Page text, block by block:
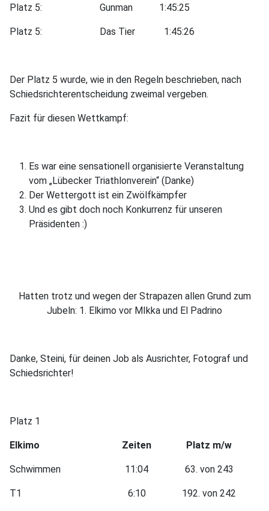
Platz 5: Gunman 1:45:25
Platz 5: Das Tier 1:45:26
Der Platz 5 wurde, wie in den Regeln beschrieben, nach
Schiedsrichterentscheidung zweimal vergeben.
Fazit für diesen Wettkampf:
Es war eine sensationell organisierte Veranstaltung
vom „Lübecker Triathlonverein“ (Danke)
Der Wettergott ist ein Zwölfkämpfer
Und es gibt doch noch Konkurrenz für unseren
Präsidenten :)
Hatten trotz und wegen der Strapazen allen Grund zum
Jubeln: 1. Elkimo vor MIkka und El Padrino
Danke, Steini, für deinen Job als Ausrichter, Fotograf und
Schiedsrichter!
Platz 1
Elkimo Zeiten Platz m/w
Schwimmen 11:04 63. von 243
T1 6:10 192. von 242